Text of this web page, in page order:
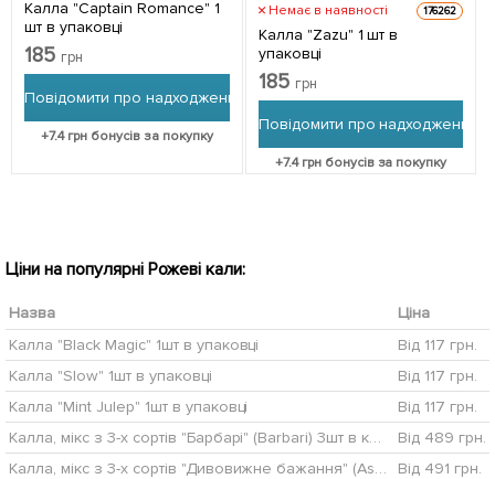
Калла "Captain Romance" 1
шт в упаковці
185 грн
Повідомити про надходження
+7.4грн бонусів за покупку
Немає в наявності 176262
Калла "Zazu" 1 шт в
упаковці
185 грн
Повідомити про надходження
+7.4грн бонусів за покупку
Ціни на популярні Рожеві кали:
Назва
Ціна
Калла "Black Magic" 1шт в упаковці
Від 117 грн.
Калла "Slow" 1шт в упаковці
Від 117 грн.
Калла "Mint Julep" 1шт в упаковці
Від 117 грн.
Калла, мікс з 3-х сортів "Барбарі" (Barbari) 3шт в комплекті
Від 489 грн.
Калла, мікс з 3-х сортів "Дивовижне бажання" (Astonishing Desire) 3шт в комплекті
Від 491 грн.